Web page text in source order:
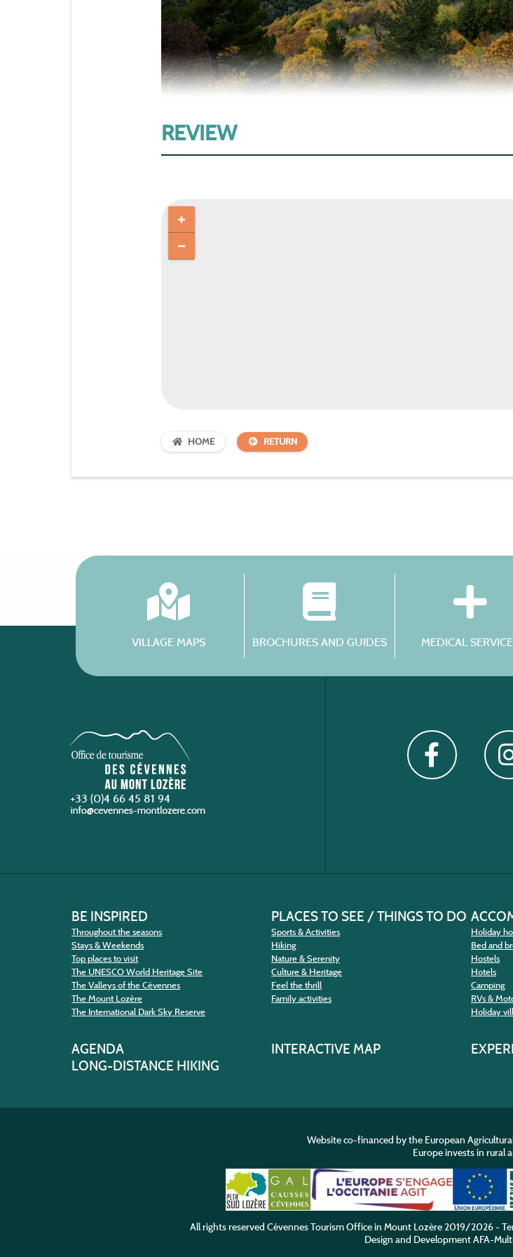
REVIEW
HOME RETURN
VILLAGE MAPS BROCHURES AND GUIDES MEDICAL
+33 (0)4 66 45 81 94
BE INSPIRED
Throughout the seasons
Stays & Weekends
Top places to visit
The UNESCO World Heritage Site
The Valleys of the Cévennes
The Mount Lozère
The International Dark Sky Reserve
PLACES TO SEE / THINGS TO DO
Sports & Activities
Hiking
Nature & Serenity
Culture & Heritage
Feel the thrill
Family activities
Holiday
Bed and
Hostels
Hotels
Camping
RVs &
Holiday
AGENDA INTERACTIVE MAP
LONG-DISTANCE HIKING
Website co-financed by the European
Europe invests in rural
All rights reserved Cévennes Tourism Office in Mount Lozère2019/2026 -
Design and DevelopmentAFA-